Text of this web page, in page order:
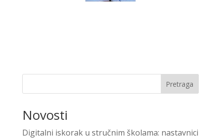
Pretraga
Novosti
Digitalni iskorak u stručnim školama: nastavnici